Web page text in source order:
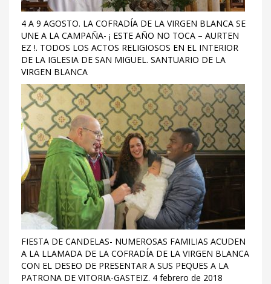
4 A 9 AGOSTO. LA COFRADÍA DE LA VIRGEN BLANCA SE
UNE A LA CAMPAÑA- ¡ ESTE AÑO NO TOCA – AURTEN
EZ !. TODOS LOS ACTOS RELIGIOSOS EN EL INTERIOR
DE LA IGLESIA DE SAN MIGUEL. SANTUARIO DE LA
VIRGEN BLANCA
FIESTA DE CANDELAS- NUMEROSAS FAMILIAS ACUDEN
A LA LLAMADA DE LA COFRADÍA DE LA VIRGEN BLANCA
CON EL DESEO DE PRESENTAR A SUS PEQUES A LA
PATRONA DE VITORIA-GASTEIZ. 4 febrero de 2018